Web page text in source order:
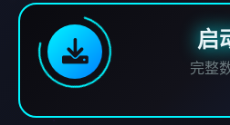
启
完整